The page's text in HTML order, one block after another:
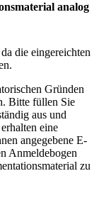
analog
die eingereichten
Gründen
Bitte füllen Sie
aus und
eine
angegebene E-
Anmeldebogen
zu